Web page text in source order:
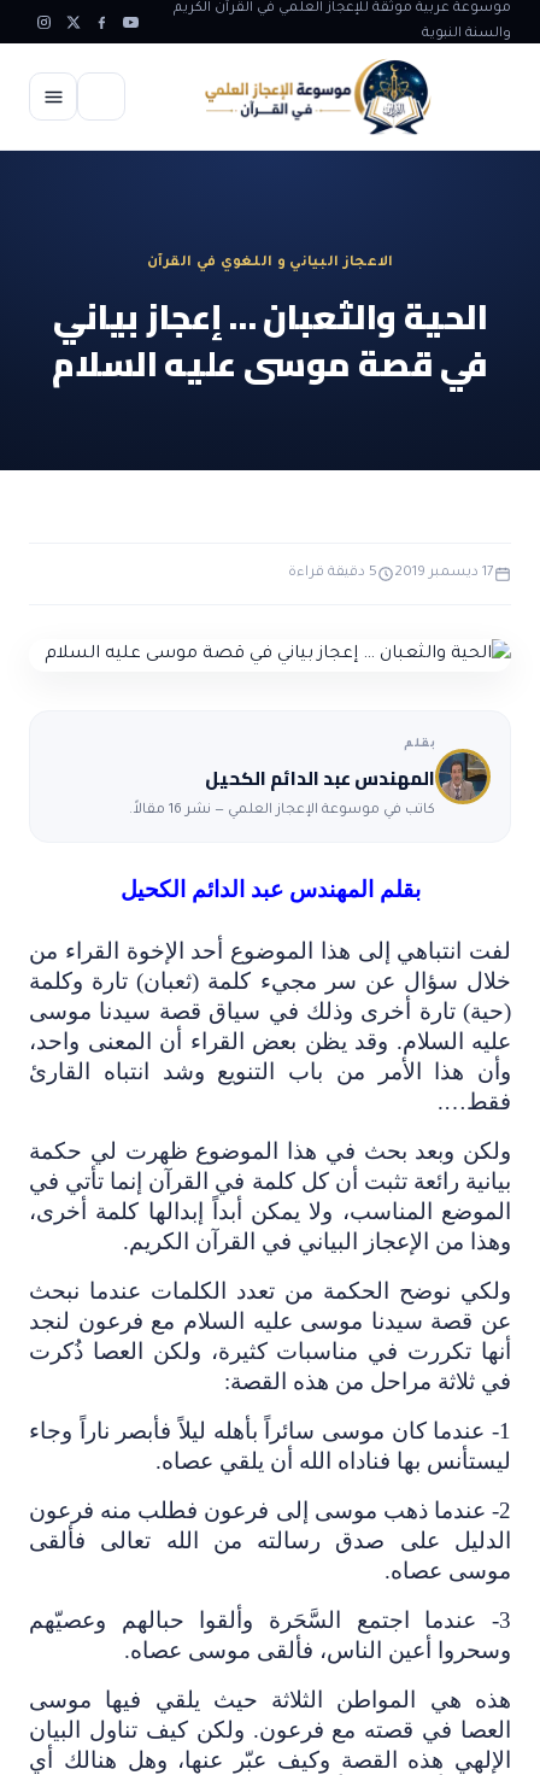
موسوعة عربية موثقة للإعجاز العلمي في القرآن الكريم
والسنة النبوية
الاعجاز الغيبي في القرآن
الاعجاز في علوم الفلك والفضاء
الاعجاز البياني و اللغوي في القرآن
الاعجاز التشريعي في القرآن
آيات الله في خلق الحيوان
المقالات
حول القراّن
تواصل معنا
الاعجاز البياني و اللغوي في القرآن
الحية والثعبان … إعجاز بياني
في قصة موسى عليه السلام
17 ديسمبر 2019 5 دقيقة قراءة
بقلم
المهندس عبد الدائم الكحيل
كاتب في موسوعة الإعجاز العلمي — نشر 16 مقالاً.
بقلم المهندس عبد الدائم الكحيل
لفت انتباهي إلى هذا الموضوع أحد الإخوة القراء من
خلال سؤال عن سر مجيء كلمة (ثعبان) تارة وكلمة
(حية) تارة أخرى وذلك في سياق قصة سيدنا موسى
عليه السلام. وقد يظن بعض القراء أن المعنى واحد،
وأن هذا الأمر من باب التنويع وشد انتباه القارئ
فقط….
ولكن وبعد بحث في هذا الموضوع ظهرت لي حكمة
بيانية رائعة تثبت أن كل كلمة في القرآن إنما تأتي في
الموضع المناسب، ولا يمكن أبداً إبدالها كلمة أخرى،
وهذا من الإعجاز البياني في القرآن الكريم.
ولكي نوضح الحكمة من تعدد الكلمات عندما نبحث
عن قصة سيدنا موسى عليه السلام مع فرعون لنجد
أنها تكررت في مناسبات كثيرة، ولكن العصا ذُكرت
في ثلاثة مراحل من هذه القصة:
1- عندما كان موسى سائراً بأهله ليلاً فأبصر ناراً وجاء
ليستأنس بها فناداه الله أن يلقي عصاه.
2- عندما ذهب موسى إلى فرعون فطلب منه فرعون
الدليل على صدق رسالته من الله تعالى فألقى
موسى عصاه.
3- عندما اجتمع السَّحَرة وألقوا حبالهم وعصيّهم
وسحروا أعين الناس، فألقى موسى عصاه.
هذه هي المواطن الثلاثة حيث يلقي فيها موسى
العصا في قصته مع فرعون. ولكن كيف تناول البيان
الإلهي هذه القصة وكيف عبّر عنها، وهل هنالك أي